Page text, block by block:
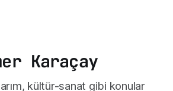
Karaçay
kültür-sanat gibi konular